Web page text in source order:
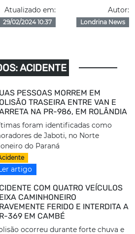
Atualizado em:
29/02/2024 10:37
Autor:
Londrina News
ACIDENTE
PESSOAS MORREM EM
TRASEIRA ENTRE VAN E
NA PR-986, EM ROLÂNDIA
foram identificadas como
de Jaboti, no Norte
do Paraná
artigo
COM QUATRO VEÍCULOS
CAMINHONEIRO
FERIDO E INTERDITA A
369 EM CAMBÉ
ocorreu durante forte chuva e